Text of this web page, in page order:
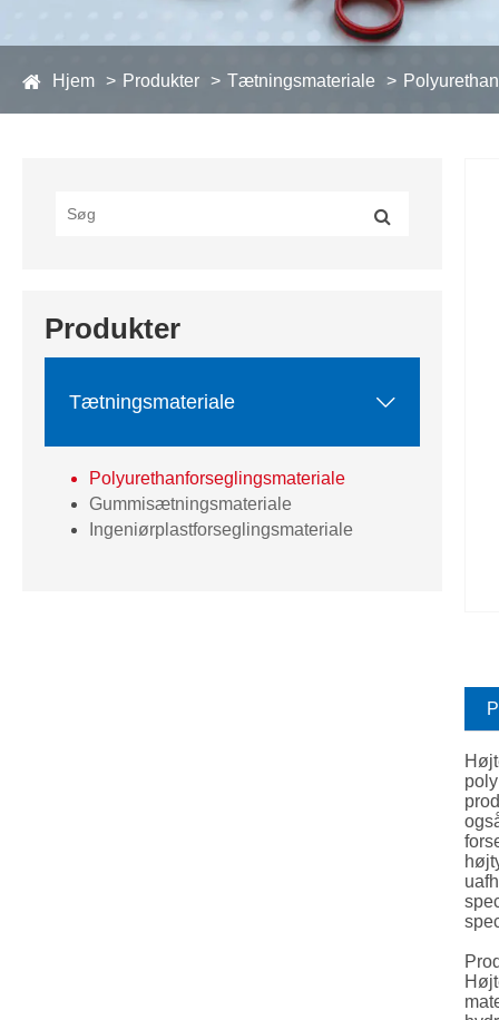
Hjem Produkter Tætningsmateriale
Produkter
Tætningsmateriale 
Polyurethanforseglingsmateriale
Gummisætningsmateriale
Ingeniørplastforseglingsmateriale